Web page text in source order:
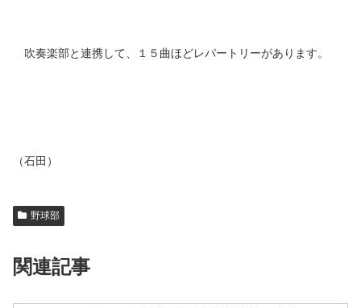
吹奏楽部と連携して、１５曲ほどレパートリーがあります。
（石田）
野球部
関連記事